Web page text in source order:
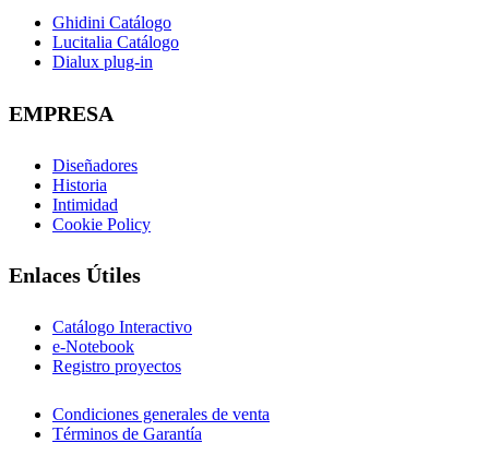
Ghidini Catálogo
Lucitalia Catálogo
Dialux plug-in
EMPRESA
Diseñadores
Historia
Intimidad
Cookie Policy
Enlaces Útiles
Catálogo Interactivo
e-Notebook
Registro proyectos
Condiciones generales de venta
Términos de Garantía